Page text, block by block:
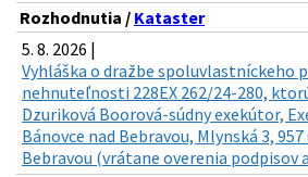
Rozhodnutia / Kataster
5. 8. 2026 |
Vyhláška o dražbe spoluvlastníckeho
nehnuteľnosti 228EX 262/24-280,
Dzuriková Boorová-súdny exekútor,
Bánovce nad Bebravou, Mlynská 3, 957
Bebravou (vrátane overenia podpisov